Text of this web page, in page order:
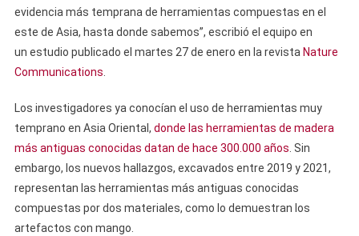
evidencia más temprana de herramientas compuestas en el
este de Asia, hasta donde sabemos”, escribió el equipo en
un estudio publicado el martes 27 de enero en la revista Nature
Communications.
Los investigadores ya conocían el uso de herramientas muy
temprano en Asia Oriental, donde las herramientas de madera
más antiguas conocidas datan de hace 300.000 años. Sin
embargo, los nuevos hallazgos, excavados entre 2019 y 2021,
representan las herramientas más antiguas conocidas
compuestas por dos materiales, como lo demuestran los
artefactos con mango.